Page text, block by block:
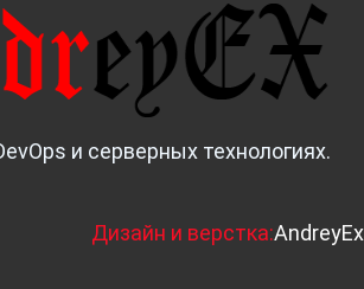
и серверных технологиях.
Дизайн и верстка:AndreyEx